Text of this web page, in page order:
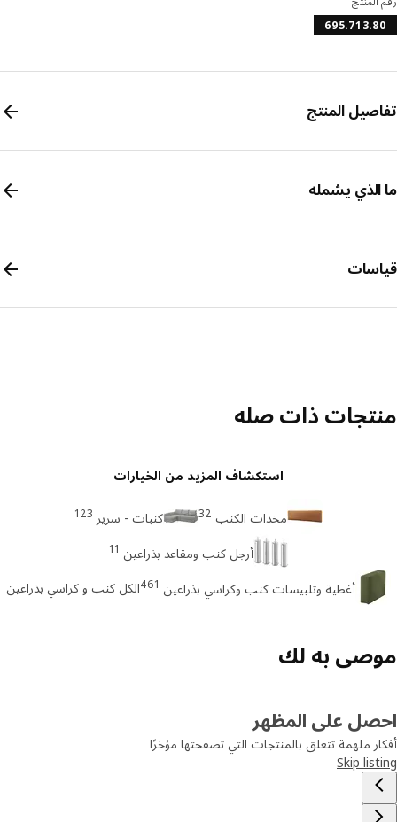
المنتج
يشمله
ذات صله
استكشاف المزيد من الخيارات
مخدات الكنب كنبات - سرير
أرجل كنب ومقاعد بذراعين 11
أغطية وتلبيسات كنب وكراسي بذراعين 461 الكل كنب و كراسي بذراعين
به لك
على المظهر
ملهمة تتعلق بالمنتجات التي تصفحتها مؤخرًا
Skip